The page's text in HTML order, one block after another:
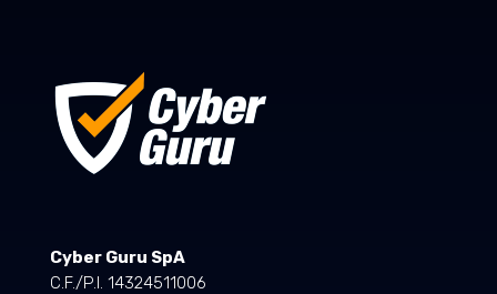
Cyber Guru SpA
C.F./P.I. 14324511006